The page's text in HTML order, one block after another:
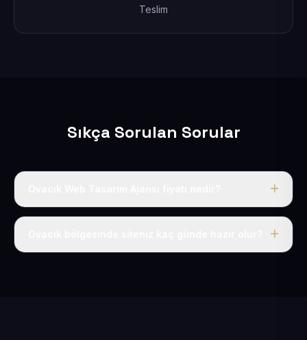
Teslim
Sıkça Sorulan Sorular
Tek fiyat uygulanır: yıllık 50 USD + KDV. Bu bedele alan